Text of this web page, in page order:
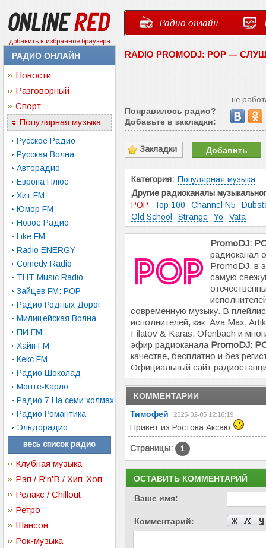
добавить в избранное браузера
Радио онлайн
РАДИО ОНЛАЙН
Новости
Разговорный
Спорт
Популярная музыка
Русское Радио
Русская Волна
Авторадио
Европа Плюс
Хит FM
Юмор FM
Новое Радио
Like FM
Radio ENERGY
Comedy Radio
ТНТ Music Radio
Зайцев FM: POP
Радио Родных Дорог
Милицейская Волна
ПИ FM
Хайп FM
Кекс FM
Радио Шоколад
Монте-Карло
Радио 7 На семи холмах
Радио Романтика
Эльдорадио
весь список радио
Клубная музыка
Рэп / R'n'B / Хип-Хоп
Релакс / Chillout
Ретро
Шансон
Рок-музыка
RADIO PROMODJ: POP —
не
Понравилось радио?
Добавьте в закладки:
Закладки Добавить
Категория: Популярная музыка
Другие радиоканалы
POP
Top 100 Channel N5
Old School
Strange Yo Vata
PromoDJ:
радиоканал
PromoDJ, в
самую
современную музыку. В
исполнителей, как: Ava Max,
Filatov & Karas, Ofenbach и
эфир радиоканала PromoDJ:
качестве, бесплатно и без
Официальный сайт
КОММЕНТАРИИ
Тимофей
2025-02-05 12:10:19
Привет из Ростова Аксаю
Страницы: 1
ОСТАВИТЬ КОММЕНТАРИЙ
Ваше имя:
Комментарий: